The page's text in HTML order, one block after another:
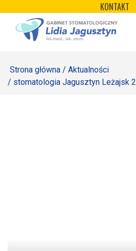
content
KONTAKT
STRONA GŁÓWNA
REJESTRACJA
Strona główna / Aktualności
/ stomatologia Jagusztyn Leżajsk 2